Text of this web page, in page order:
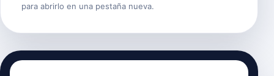
para abrirlo en una pestaña nueva.